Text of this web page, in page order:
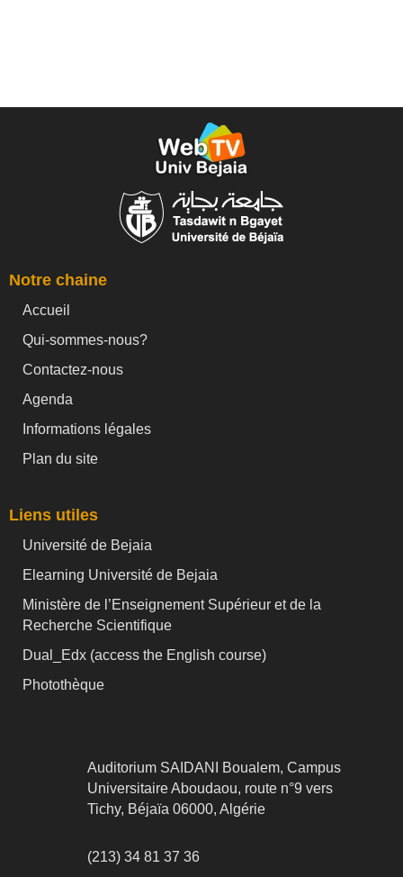
Notre chaine
Accueil
Qui-sommes-nous?
Contactez-nous
Agenda
Informations légales
Plan du site
Liens utiles
Université de Bejaia
Elearning Université de Bejaia
Ministère de l’Enseignement Supérieur et de la
Recherche Scientifique
Dual_Edx (access the English course)
Photothèque
Auditorium SAIDANI Boualem, Campus
Universitaire Aboudaou, route n°9 vers
Tichy, Béjaïa 06000, Algérie
(213) 34 81 37 36